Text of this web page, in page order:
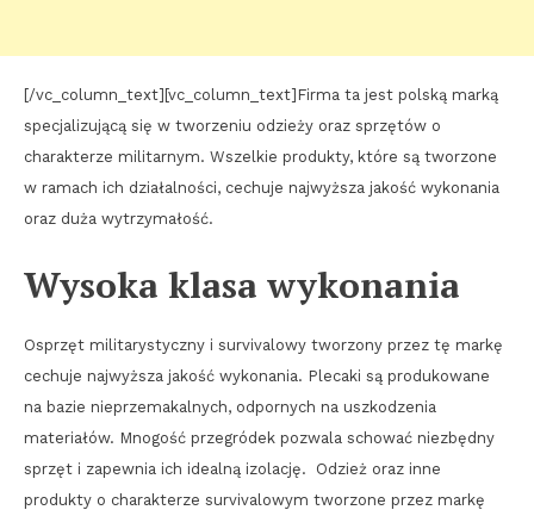
[/vc_column_text][vc_column_text]Firma ta jest polską marką
specjalizującą się w tworzeniu odzieży oraz sprzętów o
charakterze militarnym. Wszelkie produkty, które są tworzone
w ramach ich działalności, cechuje najwyższa jakość wykonania
oraz duża wytrzymałość.
Wysoka klasa wykonania
Osprzęt militarystyczny i survivalowy tworzony przez tę markę
cechuje najwyższa jakość wykonania. Plecaki są produkowane
na bazie nieprzemakalnych, odpornych na uszkodzenia
materiałów. Mnogość przegródek pozwala schować niezbędny
sprzęt i zapewnia ich idealną izolację. Odzież oraz inne
produkty o charakterze survivalowym tworzone przez markę